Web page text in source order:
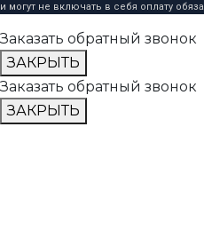
и могут не включать в себя оплату
Заказать обратный звонок
ЗАКРЫТЬ
Заказать обратный звонок
ЗАКРЫТЬ